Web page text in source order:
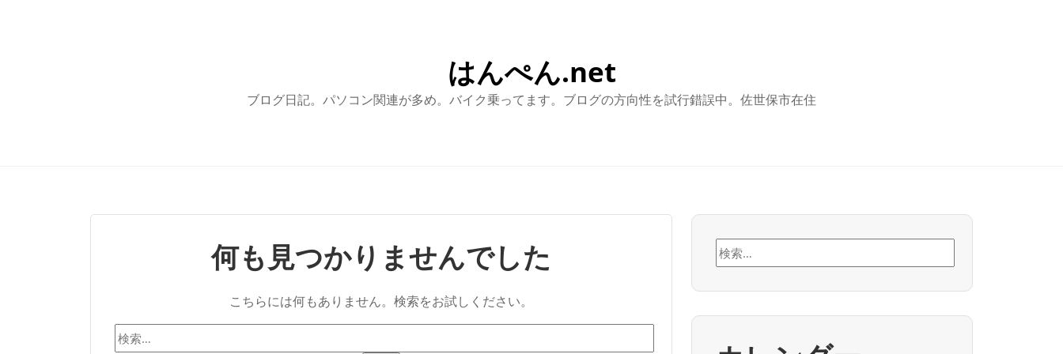
はんぺん.net
ブログ日記。パソコン関連が多め。バイク乗ってます。ブログの方向性を試行錯誤中。佐世保市在住
何も見つかりませんでした
こちらには何もありません。検索をお試しください。
検
索: